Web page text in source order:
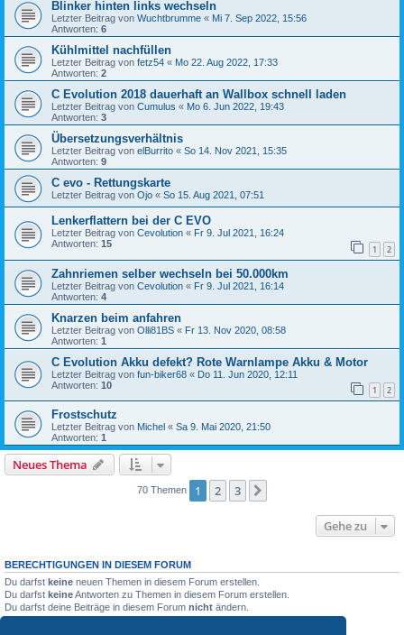
Blinker hinten links wechseln
Letzter Beitrag von Wuchtbrumme « Mi 7. Sep 2022, 15:56
Antworten: 6
Kühlmittel nachfüllen
Letzter Beitrag von fetz54 « Mo 22. Aug 2022, 17:33
Antworten: 2
C Evolution 2018 dauerhaft an Wallbox schnell laden
Letzter Beitrag von Cumulus « Mo 6. Jun 2022, 19:43
Antworten: 3
Übersetzungsverhältnis
Letzter Beitrag von elBurrito « So 14. Nov 2021, 15:35
Antworten: 9
C evo - Rettungskarte
Letzter Beitrag von Ojo « So 15. Aug 2021, 07:51
Lenkerflattern bei der C EVO
Letzter Beitrag von Cevolution « Fr 9. Jul 2021, 16:24
Antworten: 15 1 2
Zahnriemen selber wechseln bei 50.000km
Letzter Beitrag von Cevolution « Fr 9. Jul 2021, 16:14
Antworten: 4
Knarzen beim anfahren
Letzter Beitrag von Olli81BS « Fr 13. Nov 2020, 08:58
Antworten: 1
C Evolution Akku defekt? Rote Warnlampe Akku & Motor
Letzter Beitrag von fun-biker68 « Do 11. Jun 2020, 12:11
Antworten: 10 1 2
Frostschutz
Letzter Beitrag von Michel « Sa 9. Mai 2020, 21:50
Antworten: 1
Neues Thema
70 Themen 1 2 3
Gehe zu
BERECHTIGUNGEN IN DIESEM FORUM
Du darfst keine neuen Themen in diesem Forum erstellen.
Du darfst keineAntworten zu Themen in diesem Forum erstellen.
Du darfst deine Beiträge in diesem Forum nicht ändern.